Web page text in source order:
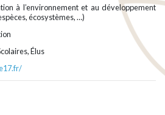
à l’environnement et au développement
écosystèmes, …)
Élus